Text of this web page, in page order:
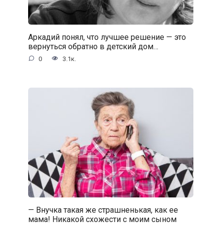
Аркадий понял, что лучшее решение — это
вернуться обратно в детский дом…
0 3.1к.
— Внучка такая же страшненькая, как ее
мама! Никакой схожести с моим сыном